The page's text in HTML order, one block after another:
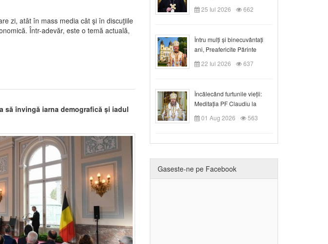
zi, atât în mass media cât şi în discuţiile
Într-adevăr, este o temă actuală,
să învingă iarna demografică și iadul
Duminica a VIII-a după
Rusalii
25 Iul 2026 662
Întru mulți și binecuvântați
ani, Preafericite Părinte
Claudiu!
22 Iul 2026 637
Încălecând furtunile vieții:
Meditația PF Claudiu la
Duminica a IX-a după Rusalii
01 Aug 2026 563
Gaseste-ne pe Facebook